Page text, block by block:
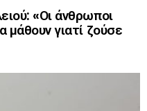
«Οι άνθρωποι
μάθουν γιατί ζούσε